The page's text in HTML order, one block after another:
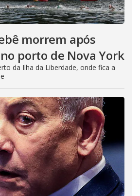
morrem após
porto de Nova York
da Ilha da Liberdade, onde fica a